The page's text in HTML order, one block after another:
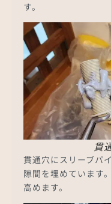
す。
貫
貫通穴にスリーブパ
隙間を埋めています
高めます。